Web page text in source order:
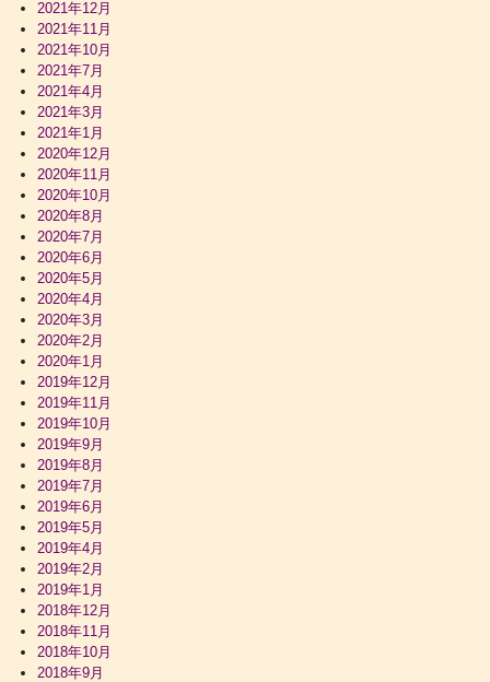
2021年12月
2021年11月
2021年10月
2021年7月
2021年4月
2021年3月
2021年1月
2020年12月
2020年11月
2020年10月
2020年8月
2020年7月
2020年6月
2020年5月
2020年4月
2020年3月
2020年2月
2020年1月
2019年12月
2019年11月
2019年10月
2019年9月
2019年8月
2019年7月
2019年6月
2019年5月
2019年4月
2019年2月
2019年1月
2018年12月
2018年11月
2018年10月
2018年9月